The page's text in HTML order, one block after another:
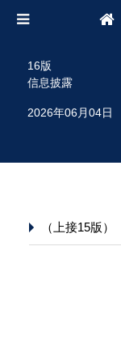
16版
信息披露
2026年06月04日
（上接15版）